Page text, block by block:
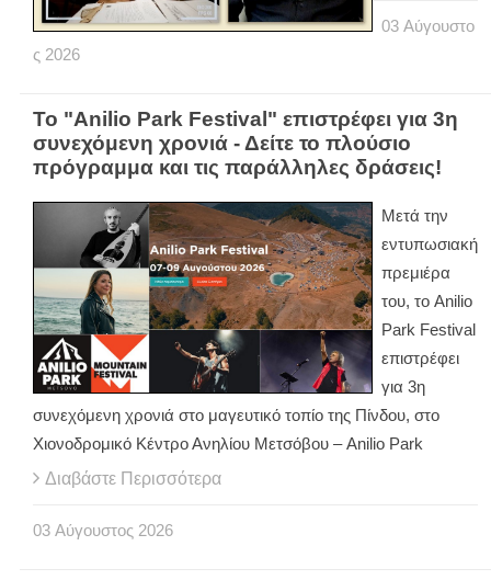
03 Αύγουστο
ς 2026
Το "Anilio Park Festival" επιστρέφει για 3η
συνεχόμενη χρονιά - Δείτε το πλούσιο
πρόγραμμα και τις παράλληλες δράσεις!
Μετά την
εντυπωσιακή
πρεμιέρα
του, το Anilio
Park Festival
επιστρέφει
για 3η
συνεχόμενη χρονιά στο μαγευτικό τοπίο της Πίνδου, στο
Χιονοδρομικό Κέντρο Ανηλίου Μετσόβου – Anilio Park
Διαβάστε Περισσότερα
03 Αύγουστος 2026